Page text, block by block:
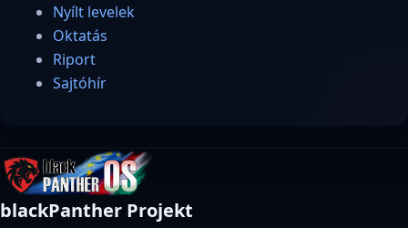
Nyílt levelek
Oktatás
Riport
Sajtóhír
blackPanther Projekt